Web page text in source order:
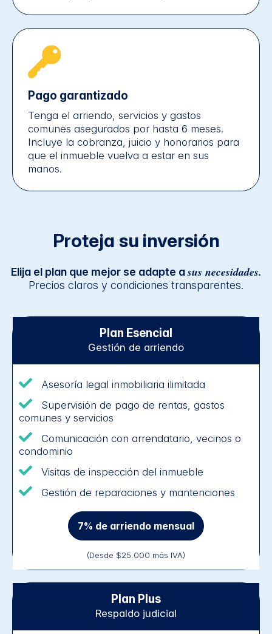
Pago garantizado
Tenga el arriendo, servicios y gastos
comunes asegurados por hasta 6 meses.
Incluye la cobranza, juicio y honorarios para
que el inmueble vuelva a estar en sus
manos.
Proteja su inversión
Elija el plan que mejor se adapte asus necesidades.
Precios claros y condiciones transparentes.
Plan Esencial
Gestión de arriendo
Asesoría legal inmobiliaria ilimitada
Supervisión de pago de rentas, gastos
comunes y servicios
Comunicación con arrendatario, vecinos o
condominio
Visitas de inspección del inmueble
Gestión de reparaciones y mantenciones
7% de arriendo mensual
(Desde $25.000 más IVA)
Plan Plus
Respaldo judicial